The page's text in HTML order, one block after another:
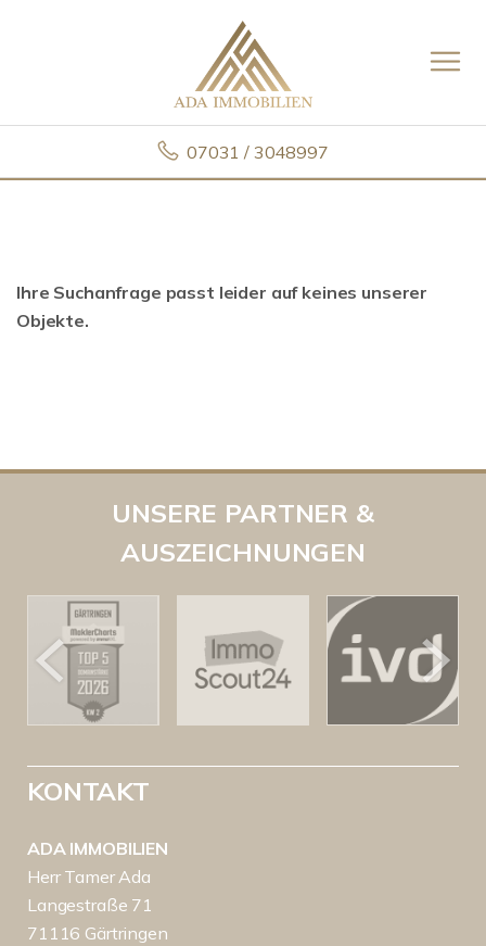
07031 / 3048997
Ihre Suchanfrage passt leider auf keines unserer
Objekte.
UNSERE PARTNER &
AUSZEICHNUNGEN
KONTAKT
ADA IMMOBILIEN
Herr Tamer Ada
Langestraße 71
71116 Gärtringen